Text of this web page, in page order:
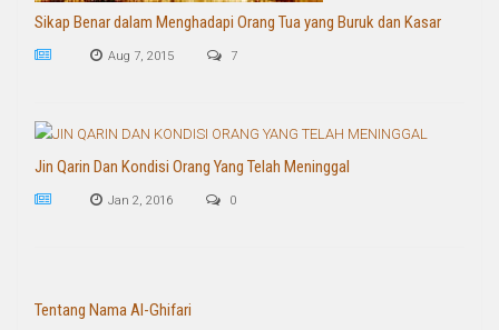
Sikap Benar dalam Menghadapi Orang Tua yang Buruk dan Kasar
Aug 7, 2015 7
Jin Qarin Dan Kondisi Orang Yang Telah Meninggal
Jan 2, 2016 0
Tentang Nama Al-Ghifari